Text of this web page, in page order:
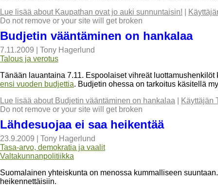
Lue lisää about Kaupathan ovat jo auki sunnuntaisin!
Do not remove or your site will get broken
Budjetin vääntäminen on hankalaa
7.11.2009
Tony Hagerlund
Talous ja verotus
Tänään lauantaina 7.11. Espoolaiset vihreät
ensi vuoden budjettia. Budjetin ohessa on tarkoitus käsitellä
Lue lisää about Budjetin vääntäminen on hankalaa
Käyttäjän
Do not remove or your site will get broken
Lähdesuojaa ei saa heikentää
23.9.2009
Tony Hagerlund
Tasa-arvo, demokratia ja vaalit
Valtakunnanpolitiikka
Suomalainen yhteiskunta on menossa kummalliseen
heikennettäisiin.